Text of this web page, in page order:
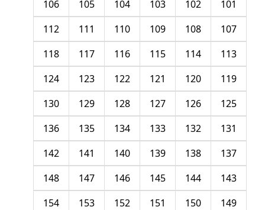
101
102
103
104
105
106
107
108
109
110
111
112
113
114
115
116
117
118
119
120
121
122
123
124
125
126
127
128
129
130
131
132
133
134
135
136
137
138
139
140
141
142
143
144
145
146
147
148
149
150
151
152
153
154